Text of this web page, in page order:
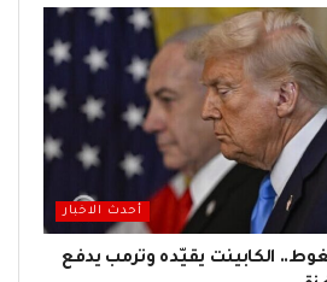
أحدث الاخبار
الكابينت يقيّده وترمب يدفع